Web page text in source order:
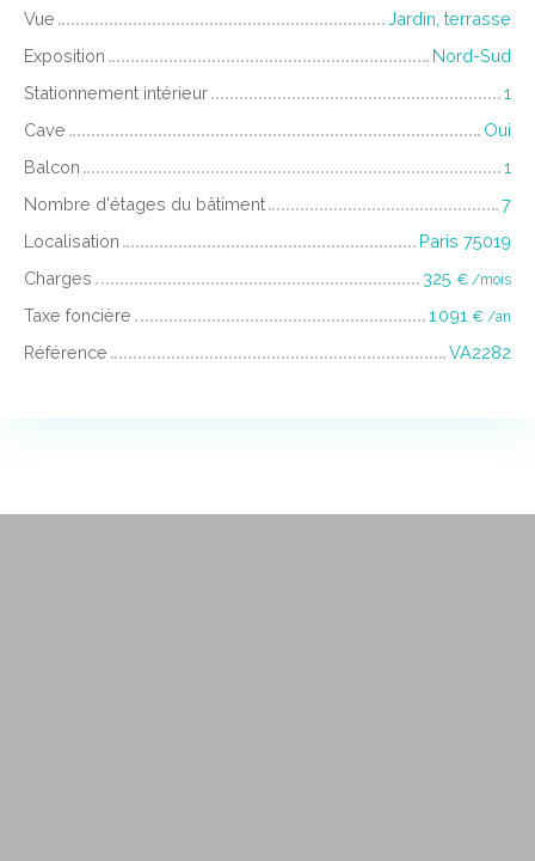
Vue
Jardin, terrasse
Exposition
Nord-Sud
Stationnement intérieur
1
Cave
Oui
Balcon
1
Nombre d'étages du bâtiment
7
Localisation
Paris 75019
Charges
325 € /mois
Taxe foncière 1 091 € /an
Référence VA2282